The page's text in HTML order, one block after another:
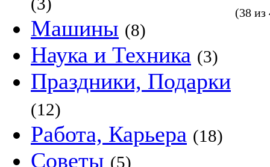
Машины (8)
Наука и Техника (3)
Праздники, Подарки
(12)
Работа, Карьера (18)
Советы (5)
(38 из